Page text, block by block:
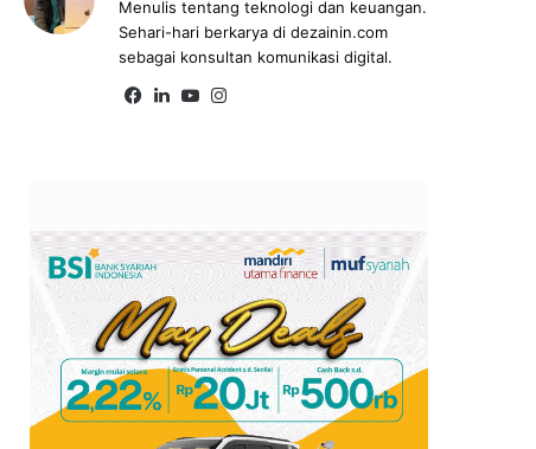
Menulis tentang teknologi dan keuangan.
Sehari-hari berkarya di dezainin.com
sebagai konsultan komunikasi digital.
Fa Lin Yo